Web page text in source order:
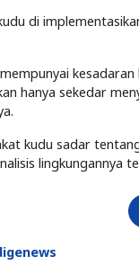
di
hanya sekedar
kudu sadar
lingkungannya